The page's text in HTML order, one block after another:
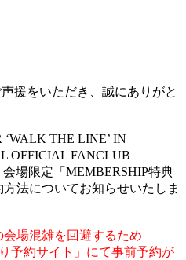
援をいただき、誠にありがと
‘WALK THE LINE’ IN
OFFICIAL FANCLUB
会場限定「MEMBERSHIP特典
法についてお知らせいたしま
場混雑を回避するため
予約サイト」にて事前予約が